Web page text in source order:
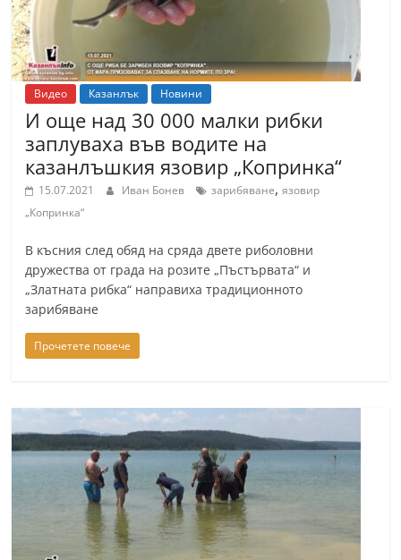
Видео Казанлък Новини
И още над 30 000 малки рибки
заплуваха във водите на
казанлъшкия язовир „Копринка“
15.07.2021 Иван Бонев зарибяване,язовир
„Копринка“
В късния след обяд на сряда двете риболовни
дружества от града на розите „Пъстървата“ и
„Златната рибка“ направиха традиционното
зарибяване
Прочетете повече